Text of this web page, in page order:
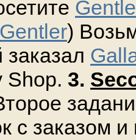
Gentler)
заказал
Shop. 3.
с заказом